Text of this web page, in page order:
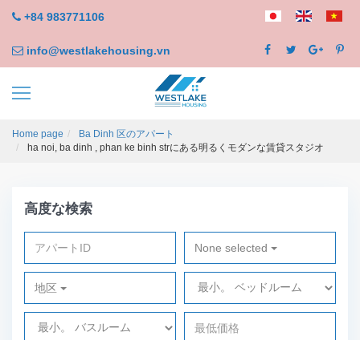
+84 983771106
info@westlakehousing.vn
Home page
Ba Dinh 区のアパート
ha noi, ba dinh , phan ke binh strにある明るくモダンな賃貸スタジオ
高度な検索
None selected
地区